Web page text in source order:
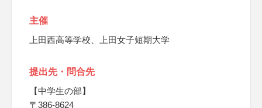
主催
上田西高等学校、上田女子短期大学
提出先・問合先
【中学生の部】
〒386-8624